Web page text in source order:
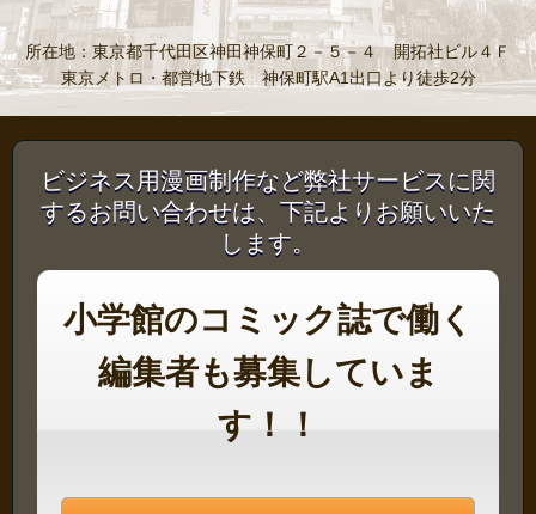
所在地：東京都千代田区神田神保町２－５－４ 開拓社ビル４Ｆ
東京メトロ・都営地下鉄 神保町駅A1出口より徒歩2分
ビジネス用漫画制作など弊社サービスに関
するお問い合わせは、下記よりお願いいた
します。
小学館のコミック誌で働く
編集者も募集していま
す！！